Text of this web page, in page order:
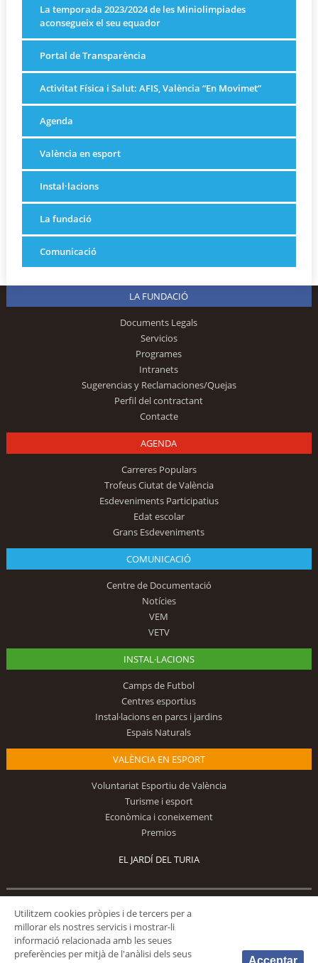
La temporada 2023/2024 de les Miniolimpiades
aconsegueix el seu equador
Portal de Transparència
Activitat Física i Salut: AFIS, València “En Movimet”
Agenda
València en esport
Instal·lacions
La fundació
Comunicació
LA FUNDACIÓ
Documents Legals
Servicios
Programes
Intranets
Sugerencias y Reclamaciones/Quejas
Perfil del contractant
Contacte
AGENDA
Carreres Populars
Trofeus Ciutat de València
Esdeveniments Participatius
Edat escolar
Grans Esdeveniments
COMUNICACIÓ
Centre de Documentació
Notícies
VEM
VETV
INSTAL·LACIONS
Camps de Futbol
Centres esportius
Instal·lacions en parcs i jardins
Espais Naturals
VALÈNCIA EN ESPORT
Voluntariat Esportiu de València
Turisme i esport
Econòmica i coneixement
Premios
EL JARDÍ DEL TURIA
Utilitzem cookies pròpies i de tercers per a
millorar els nostres servicis i mostrar-li
informació relacionada amb les seues
preferències per mitjà de l'anàlisi dels seus
Acceptar